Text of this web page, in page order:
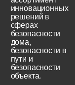
инновационных
решений в
сферах
безопасности
дома,
безопасности в
пути и
безопасности
объекта.